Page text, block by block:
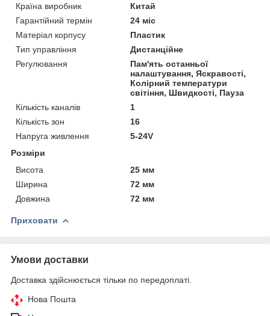
Країна виробник
Китай
Гарантійний термін
24 міс
Матеріал корпусу
Пластик
Тип управління
Дистанційне
Регулювання
Пам'ять останньої
налаштування, Яскравості,
Колірний температури
світіння, Швидкості, Пауза
Кількість каналів
1
Кількість зон
16
Напруга живлення
5-24V
Розміри
Висота
25 мм
Ширина
72 мм
Довжина
72 мм
Приховати
Умови доставки
Доставка здійснюється тільки по передоплаті.
Нова Пошта